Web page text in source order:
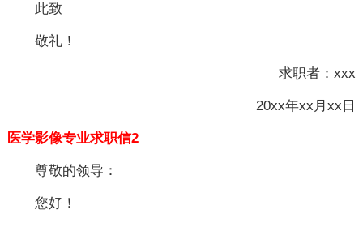
此致
敬礼！
求职者：xxx
20xx年xx月xx日
医学影像专业求职信2
尊敬的领导：
您好！